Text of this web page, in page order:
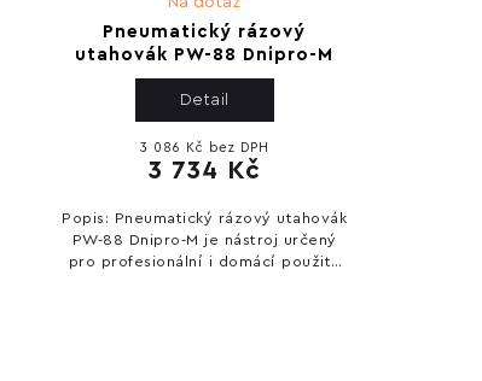
Pneumatický rázový
utahovák PW-88 Dnipro-M
3 086 Kč bez DPH
3 734 Kč
Detail
Popis: Pneumatický rázový utahovák
PW-88 Dnipro-M je nástroj určený
pro profesionální i domácí použití.